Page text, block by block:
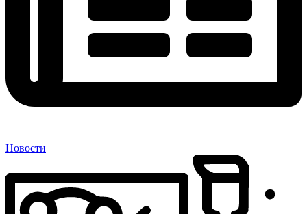
Новости